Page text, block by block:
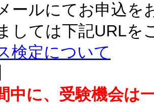
ールにてお申込を
しては下記URLを
検定について
中に、受験機会は